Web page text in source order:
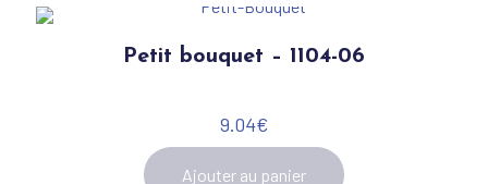
Petit bouquet – 1104-06
9.04€
Ajouter au panier